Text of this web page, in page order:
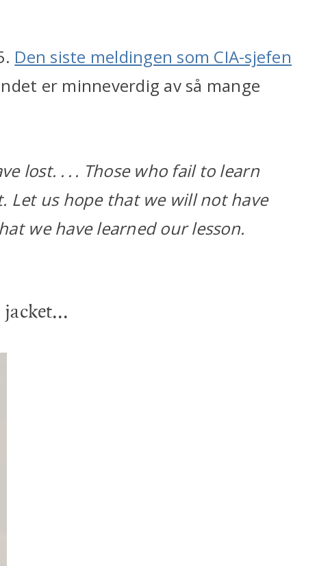
Den siste meldingen som CIA-sjefen
er minneverdig av så mange
lost. . . . Those who fail to learn
Let us hope that we will not have
we have learned our lesson.